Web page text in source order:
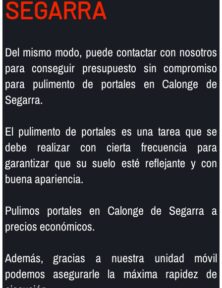
SEGARRA
Del mismo modo, puede contactar con nosotros
para conseguir presupuesto sin compromiso
para pulimento de portales en Calonge de
Segarra.
El pulimento de portales es una tarea que se
debe realizar con cierta frecuencia para
garantizar que su suelo esté reflejante y con
buena apariencia.
Pulimos portales en Calonge de Segarra a
precios económicos.
Además, gracias a nuestra unidad móvil
podemos asegurarle la máxima rapidez de